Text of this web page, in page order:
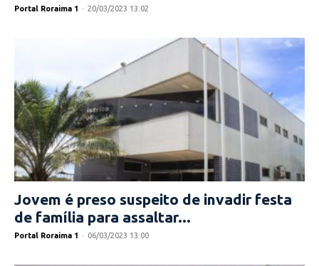
Portal Roraima 1 - 20/03/2023 13:02
Jovem é preso suspeito de invadir festa
de família para assaltar...
Portal Roraima 1 - 06/03/2023 13:00